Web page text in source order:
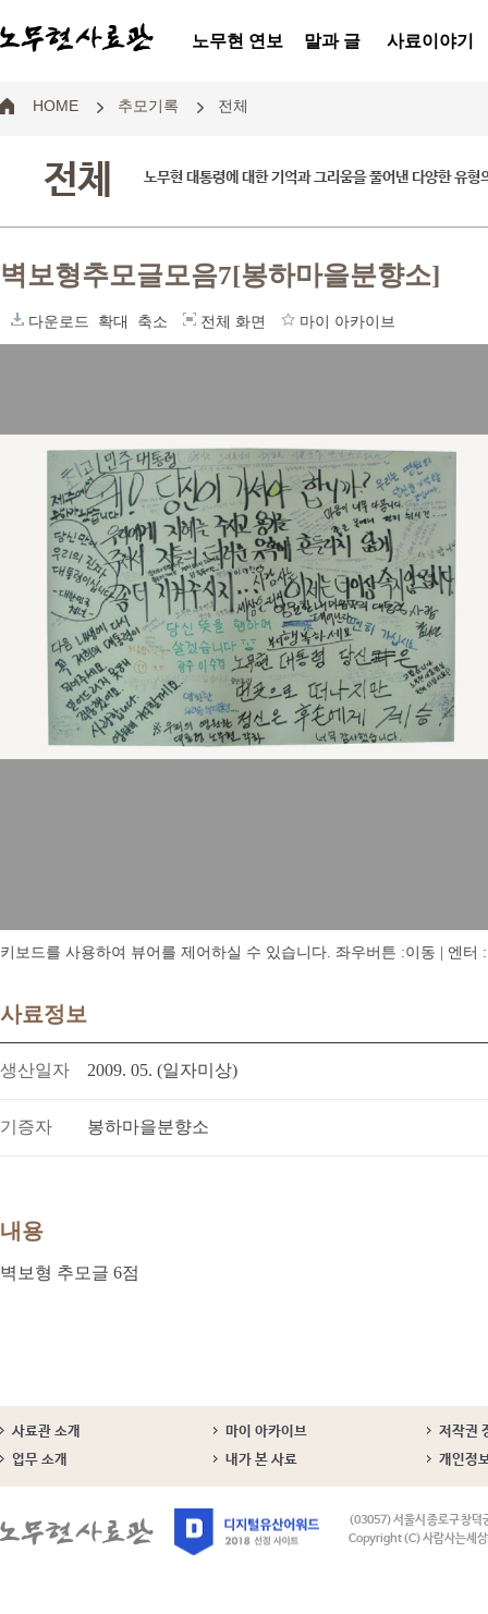
노무현 연보 말과 글 사료이야기
HOME 추모기록 전체
전체 노무현 대통령에 대한 기억과 그리움을 풀어낸 다양한 유형
벽보형추모글모음7[봉하마을분향소]
다운로드 확대 축소 전체 화면 마이 아카이브
키보드를 사용하여 뷰어를 제어하실 수 있습니다. 좌우버튼 :이동 | 엔터
사료정보
생산일자 2009. 05. (일자미상)
기증자 봉하마을분향소
내용
벽보형 추모글 6점
사료관 소개 마이 아카이브
저작권
업무 소개
내가 본 사료 개인정
(03057) 서울시 종로구 창덕
Copyright (C) 사람사는세